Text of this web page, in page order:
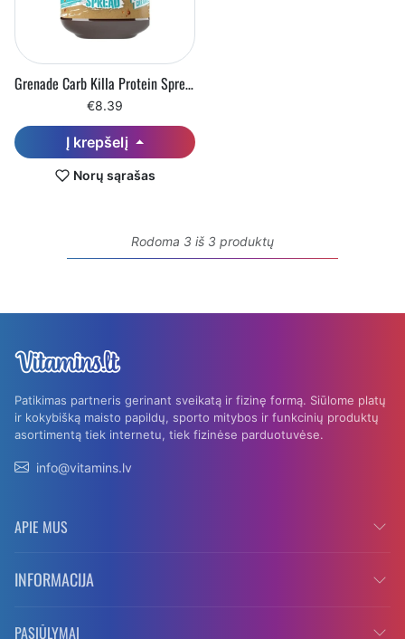
Grenade Carb Killa Protein Spread (360 g)
€8.39
Į krepšelį
Norų sąrašas
Rodoma 3 iš 3 produktų
Patikimas partneris gerinant sveikatą ir fizinę formą. Siūlome platų
ir kokybišką maisto papildų, sporto mitybos ir funkcinių produktų
asortimentą tiek internetu, tiek fizinėse parduotuvėse.
info@vitamins.lv
APIE MUS
INFORMACIJA
PASIŪLYMAI